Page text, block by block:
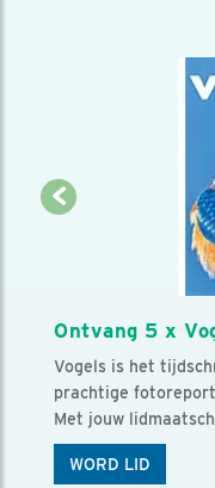
Ontvang 5 x
Vogels is het
prachtige
Met jouw
WORD LID